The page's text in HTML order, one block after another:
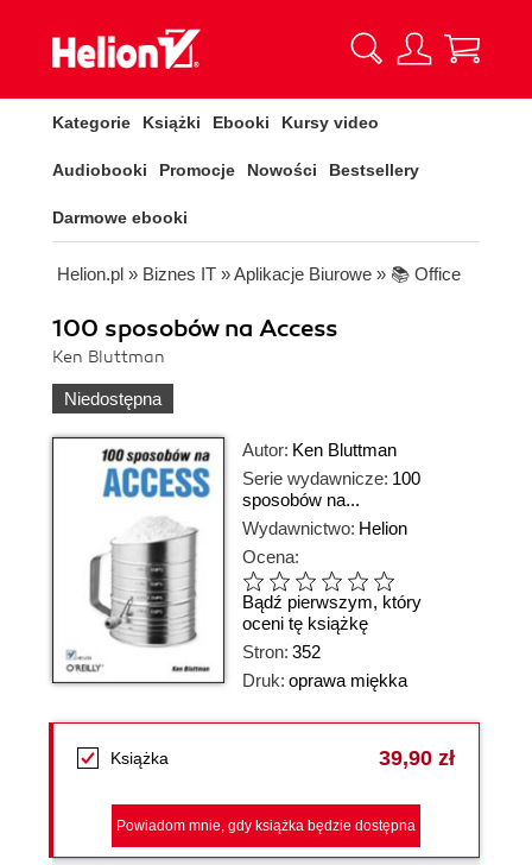
Kategorie Książki Ebooki Kursy video
Audiobooki Promocje Nowości Bestsellery
Darmowe ebooki
Helion.pl » Biznes IT »Aplikacje Biurowe » 📚 Office
100 sposobów na Access
Ken Bluttman
Niedostępna
Autor: Ken Bluttman
Serie wydawnicze: 100
sposobów na...
Wydawnictwo: Helion
Ocena:
Bądź pierwszym, który
oceni tę książkę
Stron: 352
Druk: oprawa miękka
Książka 39,90 zł
Powiadom mnie, gdy książka będzie dostępna